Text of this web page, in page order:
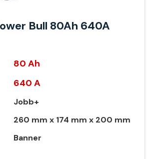
Bull 80Ah 640A
80 Ah
640 A
Jobb+
260 mm x 174 mm x 200 mm
Banner